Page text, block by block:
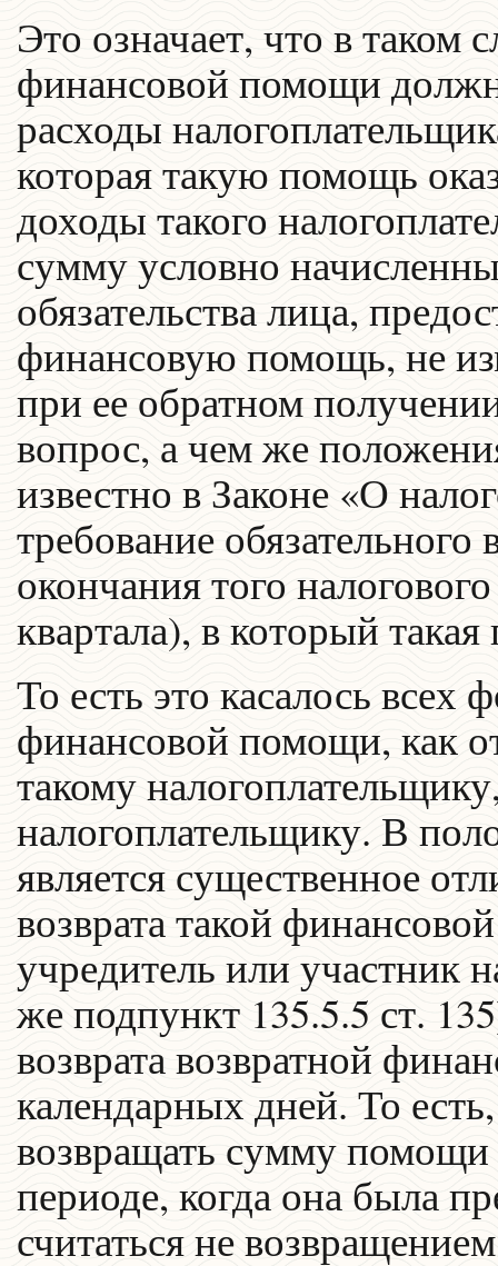
Это означает, что в таком
финансовой помощи
расходы
которая такую помощь
доходы такого
сумму условно
обязательства лица,
финансовую помощь, не
при ее обратном
вопрос, а чем же
известно в Законе «О
требование
окончания того
квартала), в который
То есть это касалось всех
финансовой помощи, как
такому
налогоплательщику. В
является существенное
возврата такой
учредитель или участник
же подпункт 135.5.5 ст.
возврата возвратной
календарных дней. То
возвращать сумму
периоде, когда она была
считаться не